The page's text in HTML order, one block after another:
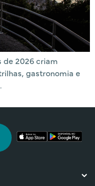
de 2026 criam
gastronomia e